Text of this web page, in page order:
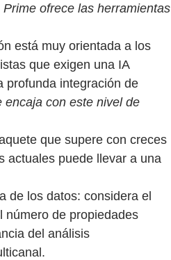
Prime ofrece las herramientas
está muy orientada a los
que exigen una IA
profunda integración de
encaja con este nivel de
que supere con creces
actuales puede llevar a una
de los datos: considera el
número de propiedades
del análisis